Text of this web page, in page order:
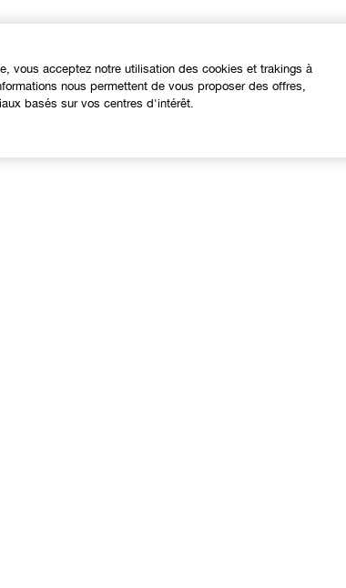
vous acceptez notre utilisation des cookies et trakings à
nous permettent de vous proposer des offres,
basés sur vos centres d'intérêt.